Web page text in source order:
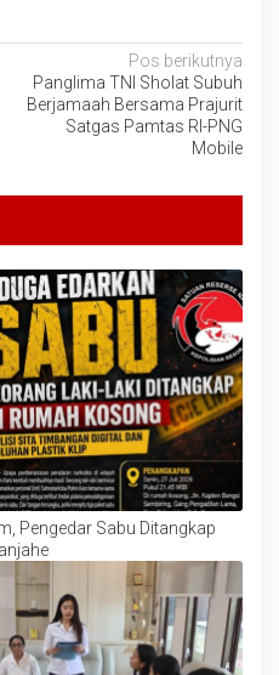
Pos berikutnya
Panglima TNI Sholat Subuh
Berjamaah Bersama Prajurit
Satgas Pamtas RI-PNG
Mobile
Pengedar Sabu Ditangkap